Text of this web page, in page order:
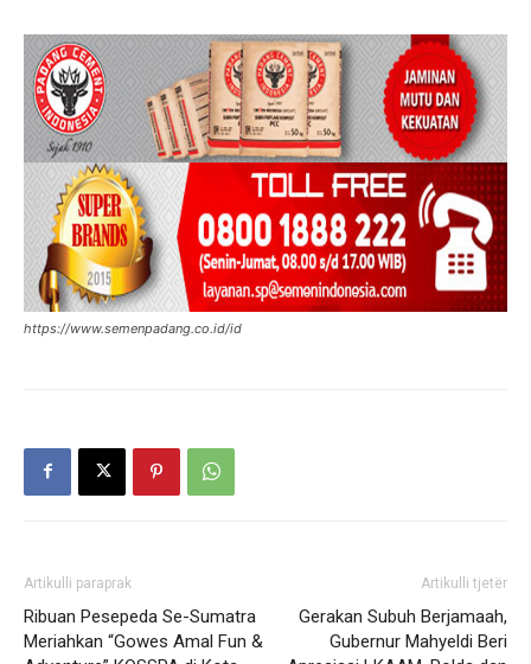
https://www.semenpadang.co.id/id
Artikulli paraprak
Ribuan Pesepeda Se-Sumatra
Meriahkan “Gowes Amal Fun &
Artikulli tjetër
Gerakan Subuh Berjamaah,
Gubernur Mahyeldi Beri